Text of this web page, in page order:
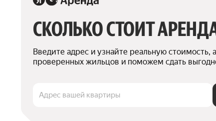
СКОЛЬКО СТОИТ
Введите адрес и узнайте реальную стоимость,
проверенных жильцов и поможем сдать
Адрес вашей квартиры